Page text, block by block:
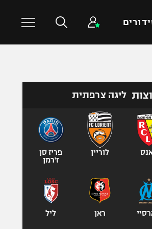
טניס
כדוריד
כדורעף
שחייה
ספורט אולימפי
ליגה צרפתית
לוריין
פריז סן
ז'רמן
ראן ליל